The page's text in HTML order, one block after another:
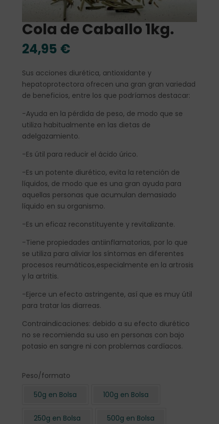
Cola de Caballo 1kg.
24,95 €
Sus acciones diurética, antioxidante y
hepatoprotectora ofrecen una gran gran variedad
de beneficios, entre los que podríamos destacar:
-Ayuda en la pérdida de peso, de modo que se
utiliza habitualmente en las dietas de
adelgazamiento.
-Es útil para reducir el ácido úrico.
-Es un potente diurético, evita la retención de
líquidos, de modo que es una gran ayuda para
aquellas personas que acumulan demasiado
líquido en su organismo.
-Es un eficaz reconstituyente y revitalizante.
-Tiene propiedades antiinflamatorias, por lo que
se utiliza para aliviar los síntomas en diferentes
procesos reumáticos,especialmente en la artrosis
y la artritis.
-Ejerce un efecto astringente, así que es muy útil
para tratar las diarreas.
Contraindicaciones: debido a su efecto diurético
no se recomienda su uso en personas con bajo
potasio en sangre ni con problemas cardíacos.
Peso/formato
50g en Bolsa
100g en Bolsa
250g en Bolsa 500g en Bolsa